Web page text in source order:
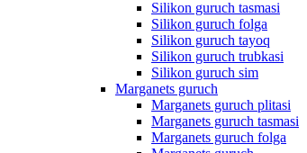
Silikon guruch tasmasi
Silikon guruch folga
Silikon guruch tayoq
Silikon guruch trubkasi
Silikon guruch sim
Marganets guruch
Marganets guruch plitasi
Marganets guruch tasmasi
Marganets guruch folga